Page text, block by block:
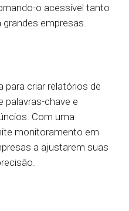
o acessível tanto
empresas.
para criar relatórios de
palavras-chave e
Com uma
monitoramento em
a ajustarem suas